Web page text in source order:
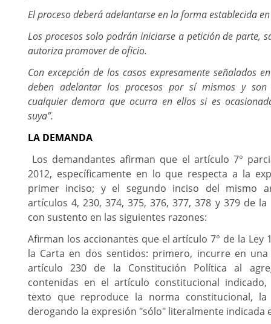
El proceso deberá adelantarse en la forma establecida
Los procesos solo podrán iniciarse a petición de parte,
autoriza promover de oficio.
Con excepción de los casos expresamente señalados
deben adelantar los procesos por sí mismos y son
cualquier demora que ocurra en ellos si es
suya”.
LA DEMANDA
Los demandantes afirman que el artículo 7°
2012, específicamente en lo que respecta a la
primer inciso; y el segundo inciso del mismo
artículos 4, 230, 374, 375, 376, 377, 378 y 379 de
con sustento en las siguientes razones:
Afirman los accionantes que el artículo 7° de la Ley
la Carta en dos sentidos: primero, incurre en
artículo 230 de la Constitución Política al
contenidas en el artículo constitucional
texto que reproduce la norma constitucional, la
derogando la expresión "sólo" literalmente indicada